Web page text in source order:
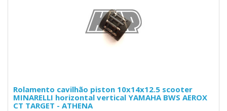
Rolamento cavilhão piston 10x14x12.5 scooter
MINARELLI horizontal vertical YAMAHA BWS AEROX
CT TARGET - ATHENA